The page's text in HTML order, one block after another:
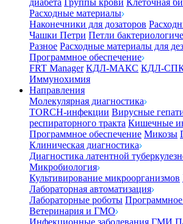
диабета Группы крови Клеточная
Расходные материалы
Наконечники для дозаторов
Чашки Петри Петли
Разное Расходные материалы для
Программное обеспечение
FRT Manager КДЛ-МАКС КДЛ-
Иммунохимия
Направления
Молекулярная диагностика
TORCH-инфекции Вирусные
респираторного тракта Кишечные
Программное обеспечение Микозы
Клиническая диагностика
Диагностика латентной
Микробиология
Культивирование микроорганизмов
Лабораторная автоматизация
Лабораторные роботы Программное
Ветеринария и ГМО
Инфекционные заболевания ГМИ